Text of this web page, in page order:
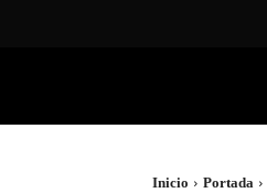
Inicio Portada